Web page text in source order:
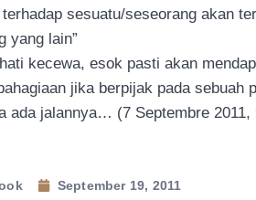
sesuatu/seseorang akan
yang lain”
kecewa, esok pasti akan
jika berpijak pada sebuah
ada jalannya… (7 Septembre 2011,
September 19, 2011